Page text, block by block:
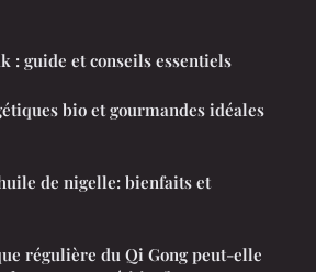
: guide et conseils essentiels
bio et gourmandes idéales
de nigelle: bienfaits et
régulière du Qi Gong peut-elle